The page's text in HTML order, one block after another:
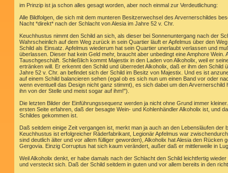
im Prinzip ist ja schon alles gesagt worden, aber noch einmal zur Verdeutlichung:
Alle Bildfolgen, die sich mit dem munteren Besitzerwechsel des Arvernerschildes
Nacht *direkt* nach der Schlacht von Alesia im Jahre 52 v. Chr.
Keuchhustus nimmt den Schild an sich, als dieser bei Sonnenuntergang nach der
Wahrscheinlich auf dem Weg zurück in sein Quartier läuft er Apfelmus über den
Schild als Einsatz. Apfelmus wiederum hat sein Quartier unerlaubt verlassen und
überlassen. Dieser hat kein Geld mehr, braucht aber unbedingt eine Amphore Wein.
Tauschgeschäft. Schließlich kommt Majestix in den Laden von Alkoholix, weil er
ertränken will. Er erkennt den Schild und überredet Alkoholix, daß er ihm den Schild
Jahre 52 v. Chr. an befindet sich der Schild im Besitz von Majestix. Und es ist
auf einem Schild balancieren sehen (egal ob es sich nun um einen Band vor oder
wenn eventuell das Design nicht ganz stimmt), es sich dabei um den Arvernerschild
ihn von der Stelle und meist sogar auf ihm!").
Die letzten Bilder der Einführungssequenz werden ja nicht ohne Grund immer
ersten Seite erfahren, daß der besagte Wein- und Kohlenhändler Alkoholix ist, und
Schildes gekommen ist.
Daß seitdem einige Zeit vergangen ist, merkt man ja auch an den Lebensläufen der
Keuchhustus ist erfolgreicher Räderfabrikant, Legionär Apfelmus war
sind deutlich älter und vor allem fülliger geworden), Alkoholix hat Alesia den Rücken
Gergovia. Einzig Corruptus hat sich kaum verändert, außer daß er mittlerweile in
Weil Alkoholix denkt, er habe damals nach der Schlacht den Schild leichtfertig
und versteckt sich. Daß der Schild seitdem in guten und vor allem bereits in den